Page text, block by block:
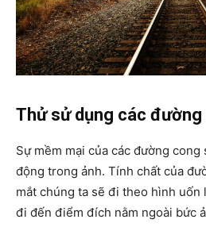
Thử sử dụng các đường
Sự mềm mại của các đường
động trong ảnh. Tính chất của
mắt chúng ta sẽ đi theo hình uốn
đi đến điểm đích nằm ngoài bức